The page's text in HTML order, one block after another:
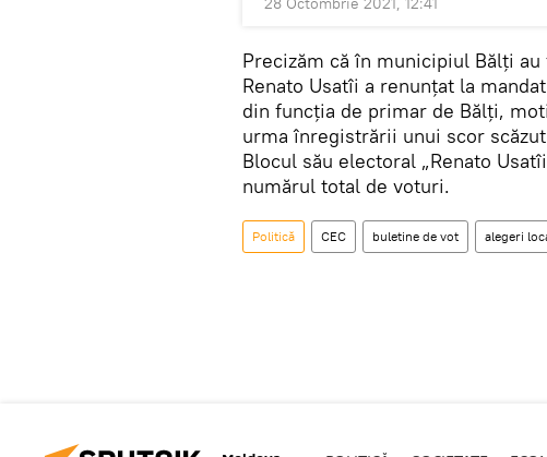
Precizăm că în municipiul Bălți
Renato Usatîi a renunțat la
din funcția de primar de Bălți,
urma înregistrării unui scor
Blocul său electoral „Renato
numărul total de voturi.
Politică CEC buletine de vot alegeri